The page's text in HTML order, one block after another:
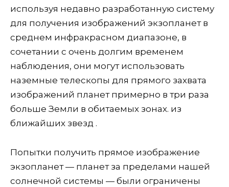
используя недавно разработанную систему
для получения изображений экзопланет в
среднем инфракрасном диапазоне, в
сочетании с очень долгим временем
наблюдения, они могут использовать
наземные телескопы для прямого захвата
изображений планет примерно в три раза
больше Земли в обитаемых зонах. из
ближайших звезд .
Попытки получить прямое изображение
экзопланет — планет за пределами нашей
солнечной системы — были ограничены